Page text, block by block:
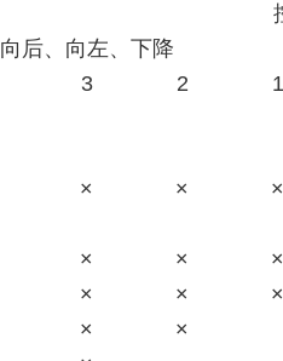
向后、向左、下降
3 2
1
× ×
×
× ×
×
× ×
×
×
×